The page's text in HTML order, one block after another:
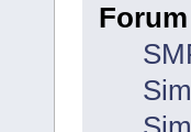
Forum